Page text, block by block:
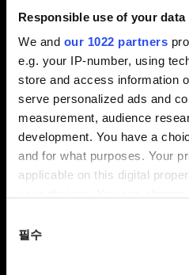
Responsible use of your data
We and our 1022 partners
e.g. your IP-number, using
store and access information
serve personalized ads and
measurement, audience
development. You have a
and for what purposes. Your
applicable on this digital
the Privacy trigger icon.
선택
필수
다른
오류창이 표시되었습니까?
아니요
이메일(오타에 주의하세요!)